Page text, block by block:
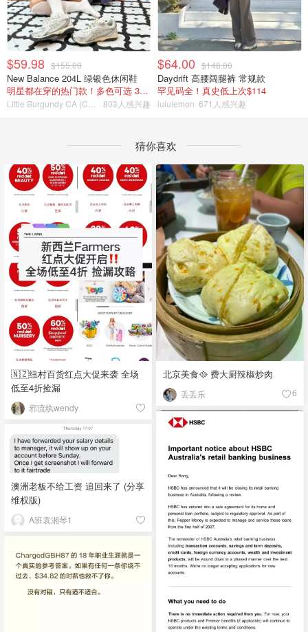
$59.98 $155.00
New Balance 204L 绿银色休闲鞋
明星都在穿的热门款！多色可选 3.8折
803人感兴趣
$64.00 $148.00
Daydrift 高腰阔腿裤 常规款
罕见码全！真史低上次$114
lululemon 671人感兴趣
猜你喜欢
🇳🇿纽村百货红点大促来袭 全场
低至4折捡漏
邪流纨wendy
北京美食🥘 费大厨辣椒炒肉
丢丢乐 6
澳洲老板不给工资 追回来了 (分享
维权版)
A班袁湘琴1